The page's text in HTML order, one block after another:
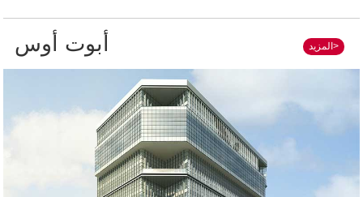
أبوت أوس المزيد>